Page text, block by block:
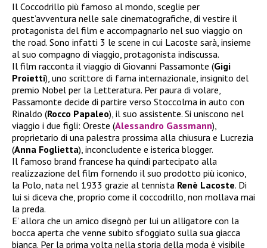
Il Coccodrillo più famoso al mondo, sceglie per
quest’avventura nelle sale cinematografiche, di vestire il
protagonista del film e accompagnarlo nel suo viaggio on
the road. Sono infatti 3 le scene in cui Lacoste sarà, insieme
al suo compagno di viaggio, protagonista indiscussa.
Il film racconta il viaggio di Giovanni Passamonte (Gigi
Proietti), uno scrittore di fama internazionale, insignito del
premio Nobel per la Letteratura. Per paura di volare,
Passamonte decide di partire verso Stoccolma in auto con
Rinaldo (Rocco Papaleo), il suo assistente. Si uniscono nel
viaggio i due figli: Oreste (Alessandro Gassmann),
proprietario di una palestra prossima alla chiusura e Lucrezia
(Anna Foglietta), inconcludente e isterica blogger.
Il famoso brand francese ha quindi partecipato alla
realizzazione del film fornendo il suo prodotto più iconico,
la Polo, nata nel 1933 grazie al tennista Renè Lacoste. Di
lui si diceva che, proprio come il coccodrillo, non mollava mai
la preda.
E’ allora che un amico disegnò per lui un alligatore con la
bocca aperta che venne subito sfoggiato sulla sua giacca
bianca. Per la prima volta nella storia della moda è visibile